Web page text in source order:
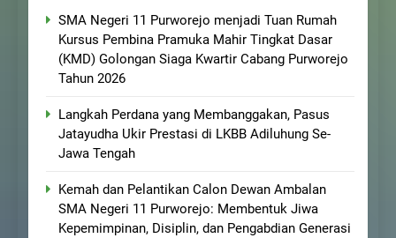
SMA Negeri 11 Purworejo menjadi Tuan Rumah
Kursus Pembina Pramuka Mahir Tingkat Dasar
(KMD) Golongan Siaga Kwartir Cabang Purworejo
Tahun 2026
Langkah Perdana yang Membanggakan, Pasus
Jatayudha Ukir Prestasi di LKBB Adiluhung Se-
Jawa Tengah
Kemah dan Pelantikan Calon Dewan Ambalan
SMA Negeri 11 Purworejo: Membentuk Jiwa
Kepemimpinan, Disiplin, dan Pengabdian Generasi